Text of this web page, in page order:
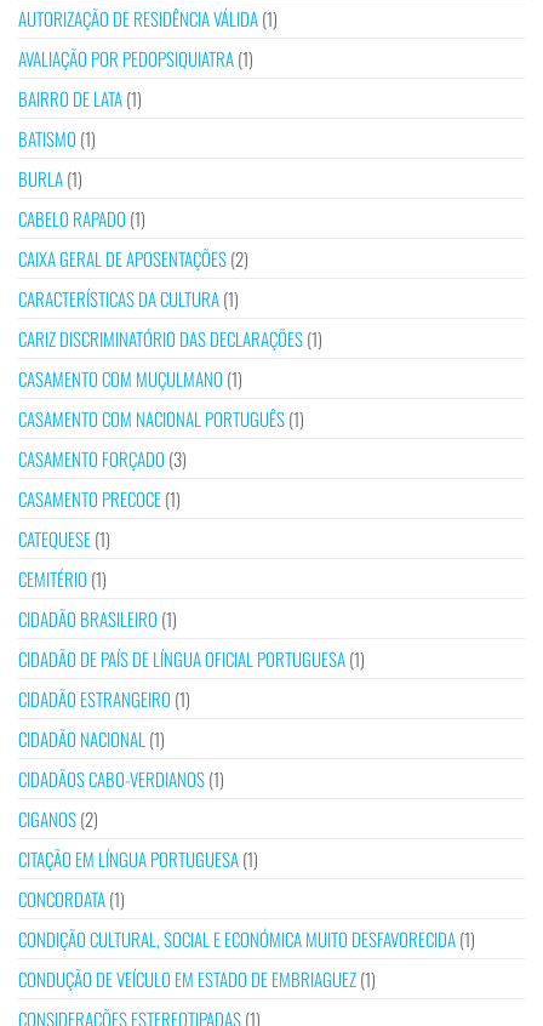
AUTORIZAÇÃO DE RESIDÊNCIA VÁLIDA(1)
AVALIAÇÃO POR PEDOPSIQUIATRA(1)
BAIRRO DE LATA(1)
BATISMO (1)
BURLA(1)
CABELO RAPADO (1)
CAIXA GERAL DE APOSENTAÇÕES(2)
CARACTERÍSTICAS DA CULTURA(1)
CARIZ DISCRIMINATÓRIO DAS DECLARAÇÕES(1)
CASAMENTO COM MUÇULMANO (1)
CASAMENTO COM NACIONAL PORTUGUÊS(1)
CASAMENTO FORÇADO (3)
CASAMENTO PRECOCE(1)
CATEQUESE(1)
CEMITÉRIO (1)
CIDADÃO BRASILEIRO (1)
CIDADÃO DE PAÍS DE LÍNGUA OFICIAL PORTUGUESA(1)
CIDADÃO ESTRANGEIRO (1)
CIDADÃO NACIONAL (1)
CIDADÃOS CABO-VERDIANOS(1)
CIGANOS(2)
CITAÇÃO EM LÍNGUA PORTUGUESA(1)
CONCORDATA(1)
CONDIÇÃO CULTURAL, SOCIAL E ECONÓMICA MUITO DESFAVORECIDA(1)
CONDUÇÃO DE VEÍCULO EM ESTADO DE EMBRIAGUEZ(1)
CONSIDERAÇÕES ESTEREOTIPADAS(1)